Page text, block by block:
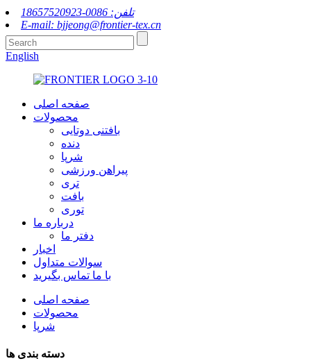
تلفن: 0086-18657520923
E-mail: bjjeong@frontier-tex.cn
English
صفحه اصلی
محصولات
بافتنی دوتایی
دنده
شرپا
پیراهن ورزشی
تری
بافت
توری
درباره ما
دفتر ما
اخبار
سوالات متداول
با ما تماس بگیرید
صفحه اصلی
محصولات
شرپا
دسته بندی ها